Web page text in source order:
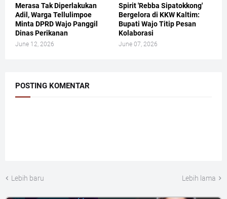
Merasa Tak Diperlakukan
Adil, Warga Tellulimpoe
Minta DPRD Wajo Panggil
Dinas Perikanan
June 12, 2026
​Spirit 'Rebba Sipatokkong'
Bergelora di KKW Kaltim:
Bupati Wajo Titip Pesan
Kolaborasi
June 07, 2026
POSTING KOMENTAR
Lebih baru Lebih lama